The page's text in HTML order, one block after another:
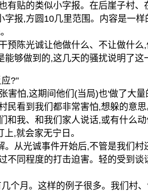
有贴的类似小字报。在后崖子村
字报,方圆10几里范围。内容是一样
预陈光诚让他做什么、不让做什么,
能够做到的,这几天的骚扰说明了这
?"
害怕,这期间他们(当局)也'做了大
民看到我们都非常害怕,想躲的意
和我、和我们家人说话,或有什么
,就会家无宁日。
。从光诚事件开始后,不管是我们村
不同程度的打击迫害。轻的受到谈
个月。这样的例子很多。我们村